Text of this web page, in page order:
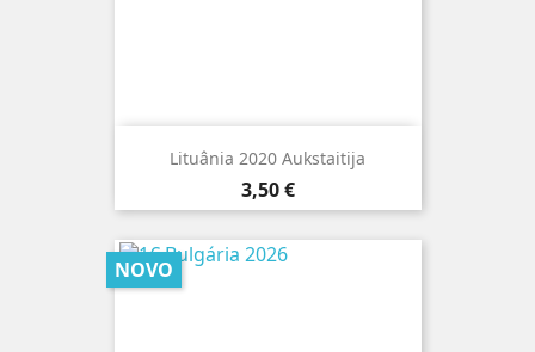
Lituânia 2020 Aukstaitija
Preço
3,50 €
NOVO